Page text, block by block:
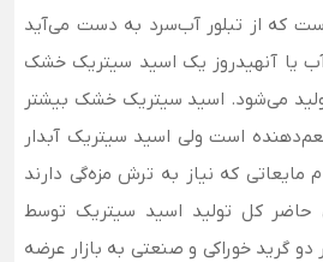
که از تبلور آب‌سرد به دست می‌آید
یا آنهیدروز یک اسید سیتریک خشک
می‌شود. اسید سیتریک خشک بیشتر
است ولی اسید سیتریک آبدار
مایعاتی که نیاز به ترش مزه‌گی دارند
حاضر کل تولید اسید سیتریک توسط
گرید خوراکی و صنعتی به بازار عرضه